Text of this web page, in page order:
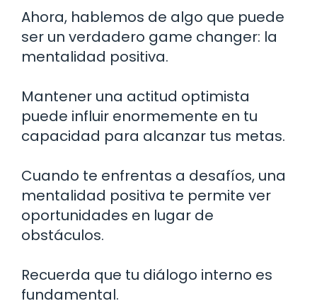
Ahora, hablemos de algo que puede
ser un verdadero game changer: la
mentalidad positiva.
Mantener una actitud optimista
puede influir enormemente en tu
capacidad para alcanzar tus metas.
Cuando te enfrentas a desafíos, una
mentalidad positiva te permite ver
oportunidades en lugar de
obstáculos.
Recuerda que tu diálogo interno es
fundamental.